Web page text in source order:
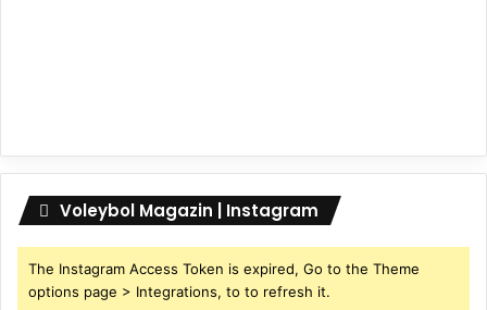
Voleybol Magazin | Instagram
The Instagram Access Token is expired, Go to the Theme
options page > Integrations, to to refresh it.